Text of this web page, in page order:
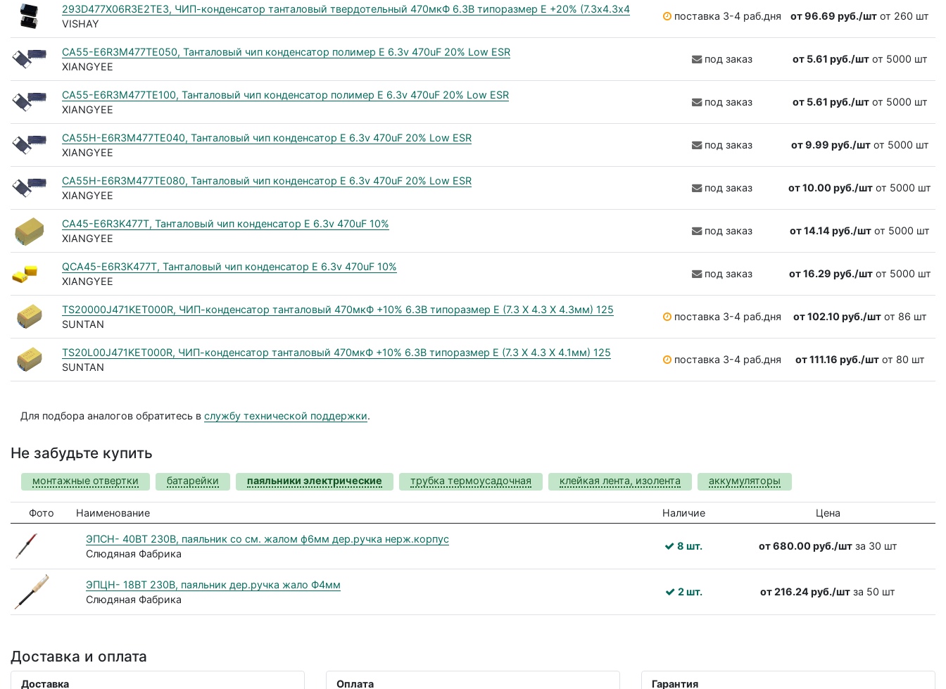
293D477X06R3E2TE3, ЧИП-конденсатор танталовый твердотельный 470мкФ 6.3В типоразмер Е +20% (7.3х4.3х4
VISHAY
поставка 3-4 раб.дня от 96.69 руб./шт от 260 шт
CA55-E6R3M477TE050, Танталовый чип конденсатор полимер E 6.3v 470uF 20% Low ESR
XIANGYEE
под заказ от 5.61 руб./штот 5000 шт
CA55-E6R3M477TE100, Танталовый чип конденсатор полимер E 6.3v 470uF 20% Low ESR
XIANGYEE
под заказ от 5.61 руб./штот 5000 шт
CA55H-E6R3M477TE040, Танталовый чип конденсатор E 6.3v 470uF 20% Low ESR
XIANGYEE
под заказ от 9.99 руб./штот 5000 шт
CA55H-E6R3M477TE080, Танталовый чип конденсатор E 6.3v 470uF 20% Low ESR
XIANGYEE
под заказ от 10.00 руб./шт от 5000 шт
CA45-E6R3K477T, Танталовый чип конденсатор E 6.3v 470uF 10%
XIANGYEE
под заказ от 14.14 руб./шт от 5000 шт
QCA45-E6R3K477T, Танталовый чип конденсатор E 6.3v 470uF 10%
XIANGYEE
под заказ от 16.29 руб./штот 5000 шт
TS20000J471KET000R, ЧИП-конденсатор танталовый 470мкФ +10% 6.3В типоразмер E (7.3 X 4.3 X 4.3мм) 125
SUNTAN
поставка 3-4 раб.дня от 102.10 руб./штот 86 шт
TS20L00J471KET000R, ЧИП-конденсатор танталовый 470мкФ +10% 6.3В типоразмер E (7.3 X 4.3 X 4.1мм) 125
SUNTAN
поставка 3-4 раб.дня от 111.16 руб./штот 80 шт
Для подбора аналогов обратитесь вслужбу технической поддержки.
Не забудьте купить
монтажные отвертки батарейки паяльники электрические трубка термоусадочная клейкая лента, изолента аккумуляторы
Фото Наименование Наличие Цена
ЭПСН- 40ВТ 230В, паяльник со см. жалом ф6мм дер.ручка нерж.корпус
Слюдяная Фабрика
8 шт. от 680.00 руб./штза 30 шт
ЭПЦН- 18ВТ 230В, паяльник дер.ручка жало Ф4мм
Слюдяная Фабрика
2 шт. от 216.24 руб./шт за 50 шт
Доставка и оплата
Доставка Оплата Гарантия